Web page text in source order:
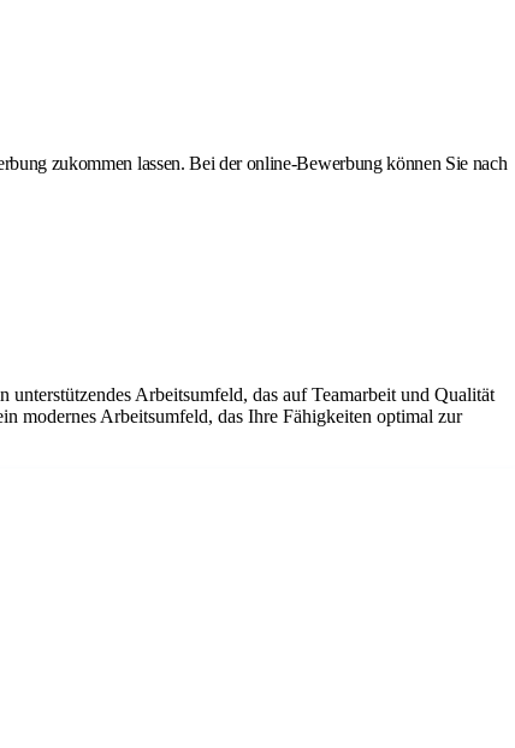
zukommen lassen. Bei der online-Bewerbung können Sie nach
Arbeitsumfeld, das auf Teamarbeit und Qualität
modernes Arbeitsumfeld, das Ihre Fähigkeiten optimal zur